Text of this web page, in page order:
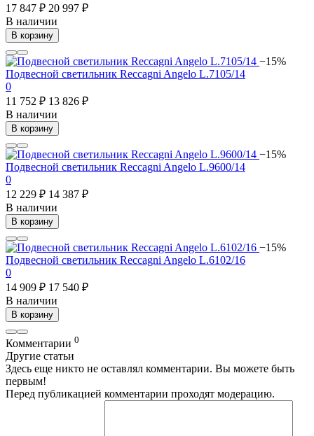
17 847 ₽ 20 997 ₽
В наличии
В корзину
−15%
Подвесной светильник Reccagni Angelo L.7105/14
0
11 752 ₽ 13 826 ₽
В наличии
В корзину
−15%
Подвесной светильник Reccagni Angelo L.9600/14
0
12 229 ₽ 14 387 ₽
В наличии
В корзину
−15%
Подвесной светильник Reccagni Angelo L.6102/16
0
14 909 ₽ 17 540 ₽
В наличии
В корзину
Комментарии 0
Другие статьи
Здесь еще никто не оставлял комментарии. Вы можете быть
первым!
Перед публикацией комментарии проходят модерацию.